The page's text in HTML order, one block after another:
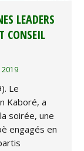
LEADERS
CONSEIL
Le
Kaboré, a
soirée, une
engagés en